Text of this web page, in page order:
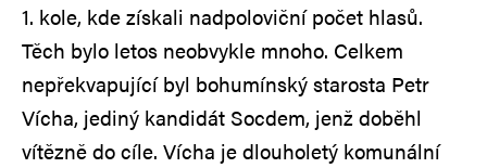
1. kole, kde získali nadpoloviční počet hlasů.
Těch bylo letos neobvykle mnoho. Celkem
nepřekvapující byl bohumínský starosta Petr
Vícha, jediný kandidát Socdem, jenž doběhl
vítězně do cíle. Vícha je dlouholetý komunální